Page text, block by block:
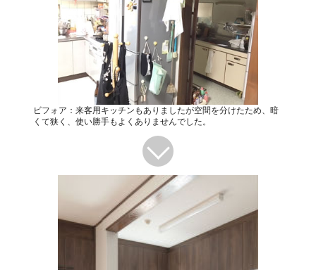
ビフォア：来客用キッチンもありましたが空間を分けたため、暗
くて狭く、使い勝手もよくありませんでした。